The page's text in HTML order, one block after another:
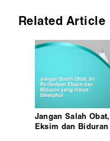
Related Article
Jangan Salah
Eksim dan Biduran